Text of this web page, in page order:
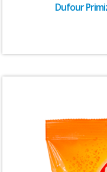
Dufour